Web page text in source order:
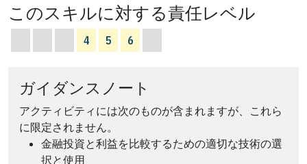
このスキルに対する責任レベル
4 5 6
ガイダンスノート
アクティビティには次のものが含まれますが、これら
に限定されません。
金融投資と利益を比較するための適切な技術の選
択と使用